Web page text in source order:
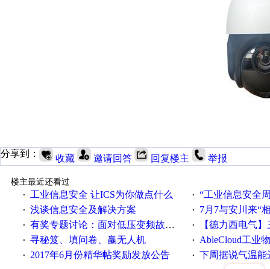
分享到： 收藏 邀请回答 回复楼主 举报
楼主最近还看过
·
工业信息安全 让ICS为你做点什么 · “工业信息安全周之我见”
· 浅谈信息安全及解决方案 · 7月7与安川来“
· 有奖专题讨论：面对低压变频故障，老手是这样解决的！ · 【德力西电气】三
· 寻秘笈、填问卷、赢无人机 · AbleCloud工业物联
· 2017年6月份精华帖奖励发放公告 · 下周据说气温能